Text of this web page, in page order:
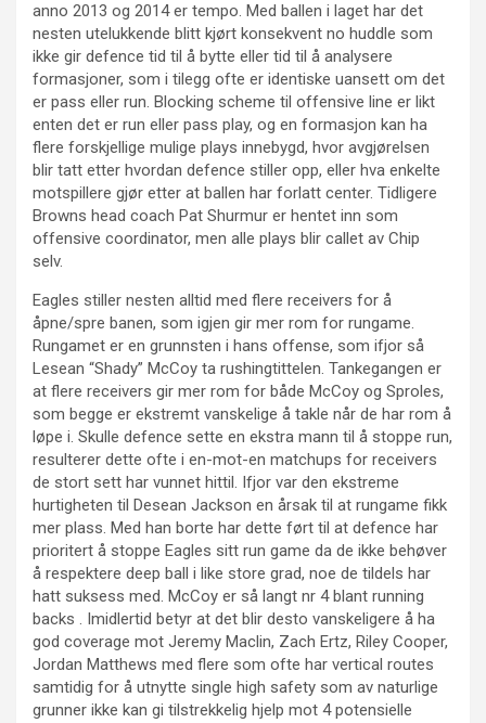
anno 2013 og 2014 er tempo. Med ballen i laget har det
nesten utelukkende blitt kjørt konsekvent no huddle som
ikke gir defence tid til å bytte eller tid til å analysere
formasjoner, som i tilegg ofte er identiske uansett om det
er pass eller run. Blocking scheme til offensive line er likt
enten det er run eller pass play, og en formasjon kan ha
flere forskjellige mulige plays innebygd, hvor avgjørelsen
blir tatt etter hvordan defence stiller opp, eller hva enkelte
motspillere gjør etter at ballen har forlatt center. Tidligere
Browns head coach Pat Shurmur er hentet inn som
offensive coordinator, men alle plays blir callet av Chip
selv.
Eagles stiller nesten alltid med flere receivers for å
åpne/spre banen, som igjen gir mer rom for rungame.
Rungamet er en grunnsten i hans offense, som ifjor så
Lesean “Shady” McCoy ta rushingtittelen. Tankegangen er
at flere receivers gir mer rom for både McCoy og Sproles,
som begge er ekstremt vanskelige å takle når de har rom å
løpe i. Skulle defence sette en ekstra mann til å stoppe run,
resulterer dette ofte i en-mot-en matchups for receivers
de stort sett har vunnet hittil. Ifjor var den ekstreme
hurtigheten til Desean Jackson en årsak til at rungame fikk
mer plass. Med han borte har dette ført til at defence har
prioritert å stoppe Eagles sitt run game da de ikke behøver
å respektere deep ball i like store grad, noe de tildels har
hatt suksess med. McCoy er så langt nr 4 blant running
backs . Imidlertid betyr at det blir desto vanskeligere å ha
god coverage mot Jeremy Maclin, Zach Ertz, Riley Cooper,
Jordan Matthews med flere som ofte har vertical routes
samtidig for å utnytte single high safety som av naturlige
grunner ikke kan gi tilstrekkelig hjelp mot 4 potensielle